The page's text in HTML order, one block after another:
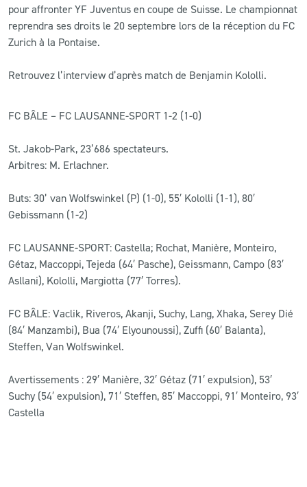
pour affronter YF Juventus en coupe de Suisse. Le championnat
reprendra ses droits le 20 septembre lors de la réception du FC
Zurich à la Pontaise.
Retrouvez l’interview d’après match de Benjamin Kololli.
FC BÂLE – FC LAUSANNE-SPORT 1-2 (1-0)
St. Jakob-Park, 23’686 spectateurs.
Arbitres: M. Erlachner.
Buts: 30’ van Wolfswinkel (P) (1-0), 55′ Kololli (1-1), 80′
Gebissmann (1-2)
FC LAUSANNE-SPORT: Castella; Rochat, Manière, Monteiro,
Gétaz, Maccoppi, Tejeda (64′ Pasche), Geissmann, Campo (83′
Asllani), Kololli, Margiotta (77′ Torres).
FC BÂLE: Vaclik, Riveros, Akanji, Suchy, Lang, Xhaka, Serey Dié
(84′ Manzambi), Bua (74′ Elyounoussi), Zuffi (60′ Balanta),
Steffen, Van Wolfswinkel.
Avertissements : 29′ Manière, 32′ Gétaz (71′ expulsion), 53′
Suchy (54′ expulsion), 71′ Steffen, 85′ Maccoppi, 91′ Monteiro, 93′
Castella